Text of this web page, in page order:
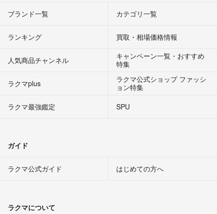
ブランド一覧 カテゴリ一覧
ランキング 買取・相場価格情報
人気商品チャンネル
キャンペーン一覧・おすすめ
特集
ラクマplus
ラクマ公式ショップ ファッシ
ョン特集
ラクマ最強鑑定
SPU
ガイド
ラクマ公式ガイド はじめての方へ
ラクマについて